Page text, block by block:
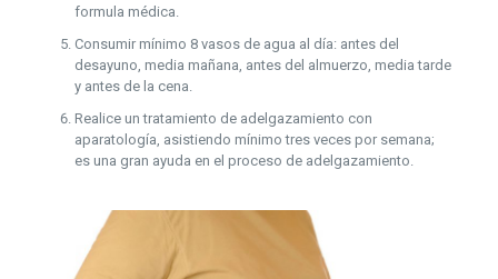
formula médica.
Consumir mínimo 8 vasos de agua al día: antes del
desayuno, media mañana, antes del almuerzo, media tarde
y antes de la cena.
Realice un tratamiento de adelgazamiento con
aparatología, asistiendo mínimo tres veces por semana;
es una gran ayuda en el proceso de adelgazamiento.